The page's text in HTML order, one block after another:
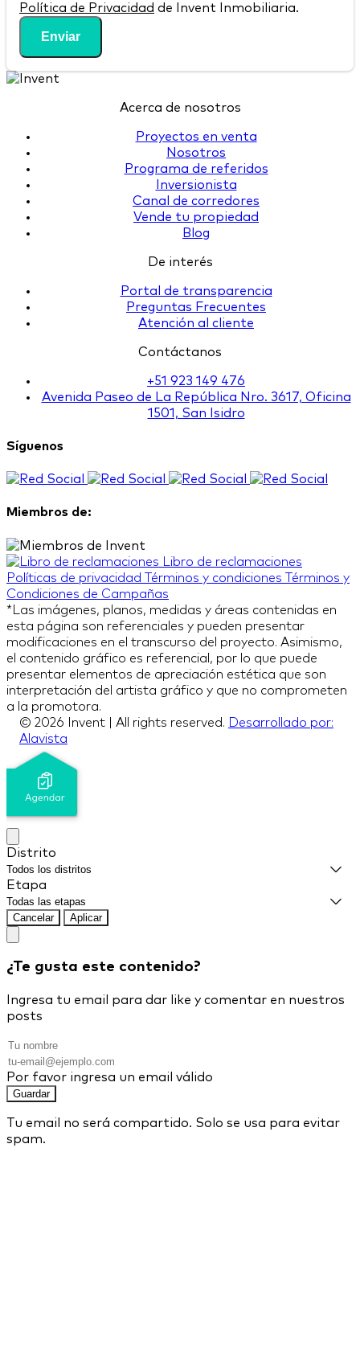
Política de Privacidad de Invent Inmobiliaria.
Enviar
Acerca de nosotros
Proyectos en venta
Nosotros
Programa de referidos
Inversionista
Canal de corredores
Vende tu propiedad
Blog
De interés
Portal de transparencia
Preguntas Frecuentes
Atención al cliente
Contáctanos
+51 923 149 476
Avenida Paseo de La República Nro. 3617, Oficina
1501, San Isidro
Síguenos
Miembros de:
Libro de reclamaciones
Políticas de privacidad
Términos y condiciones
Términos y
Condiciones de Campañas
*Las imágenes, planos, medidas y áreas contenidas en
esta página son referenciales y pueden presentar
modificaciones en el transcurso del proyecto. Asimismo,
el contenido gráfico es referencial, por lo que puede
presentar elementos de apreciación estética que son
interpretación del artista gráfico y que no comprometen
a la promotora.
© 2026 Invent | All rights reserved.
Desarrollado por:
Alavista
Distrito
Etapa
Cancelar Aplicar
¿Te gusta este contenido?
Ingresa tu email para dar like y comentar en nuestros
posts
Por favor ingresa un email válido
Guardar
Tu email no será compartido. Solo se usa para evitar
spam.